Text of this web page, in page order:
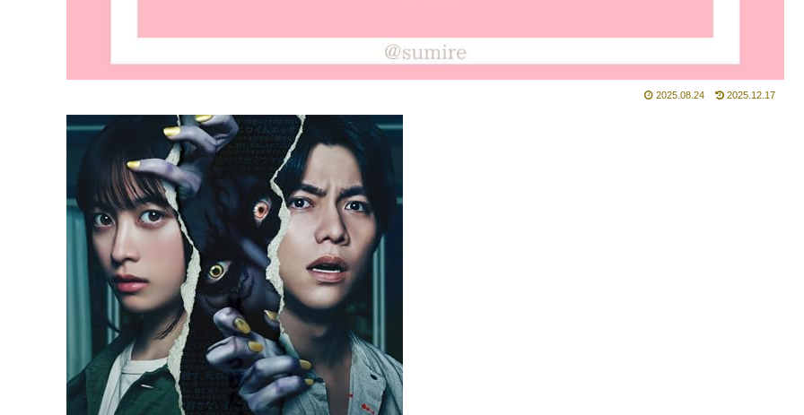
2025.08.24 2025.12.17